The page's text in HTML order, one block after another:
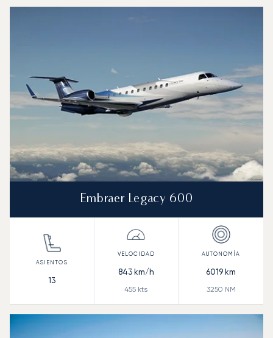
Embraer Legacy 600
13
843km/h
455 kts
6019 km
3250 NM